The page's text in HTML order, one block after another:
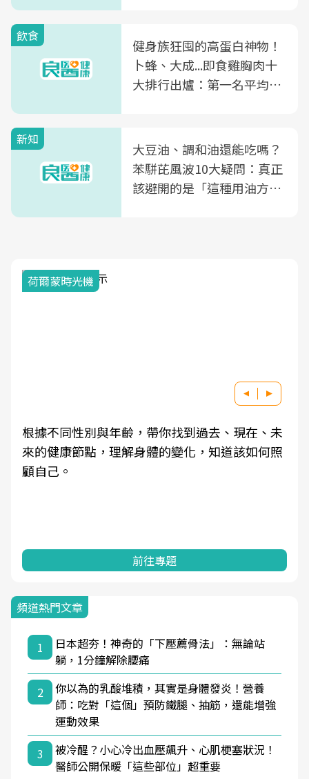
飲食
健身族狂囤的高蛋白神物！
卜蜂、大成...即食雞胸肉十
大排行出爐：第一名平均一
新知
大豆油、調和油還能吃嗎？
苯駢芘風波10大疑問：真正
該避開的是「這種用油方
荷爾蒙時光機
根據不同性別與年齡，帶你找到過去、現在、未
來的健康節點，理解身體的變化，知道該如何照
顧自己。
前往專題
頻道熱門文章
1
日本超夯！神奇的「下壓薦骨法」：無論站
躺，1分鐘解除腰痛
2
你以為的乳酸堆積，其實是身體發炎！營養
師：吃對「這個」預防鐵腿、抽筋，還能增強
運動效果
3
被冷醒？小心冷出血壓飆升、心肌梗塞狀況！
醫師公開保暖「這些部位」超重要